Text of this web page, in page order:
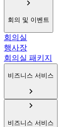
회의 및 이벤트
회의실
행사장
회의실 패키지
비즈니스 서비스
비즈니스 서비스